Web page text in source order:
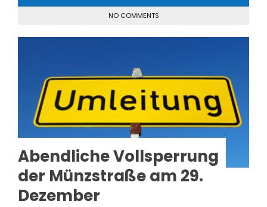
NO COMMENTS
Abendliche Vollsperrung
der Münzstraße am 29.
Dezember